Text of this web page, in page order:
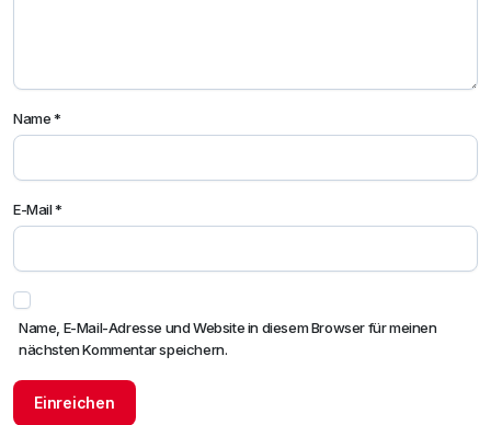
Name*
E-Mail*
Name, E-Mail-Adresse und Website in diesem Browser für meinen
nächsten Kommentar speichern.